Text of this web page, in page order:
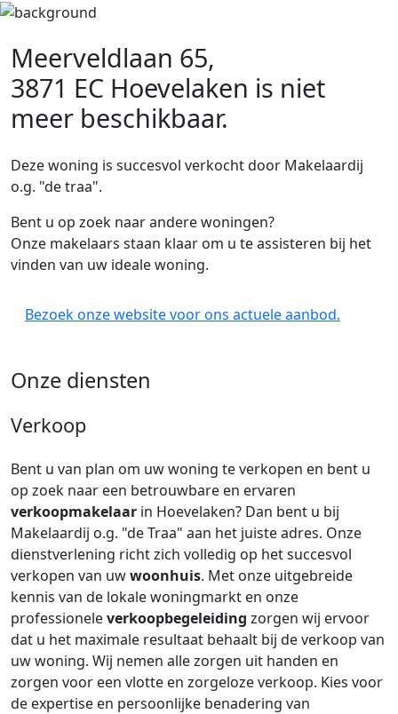
Meerveldlaan 65,
3871 EC Hoevelaken is niet
meer beschikbaar.
Deze woning is succesvol verkocht door Makelaardij
o.g. "de traa".
Bent u op zoek naar andere woningen?
Onze makelaars staan klaar om u te assisteren bij het
vinden van uw ideale woning.
Bezoek onze website voor ons actuele aanbod.
Onze diensten
Verkoop
Bent u van plan om uw woning te verkopen en bent u
op zoek naar een betrouwbare en ervaren
verkoopmakelaar in Hoevelaken? Dan bent u bij
Makelaardij o.g. "de Traa" aan het juiste adres. Onze
dienstverlening richt zich volledig op het succesvol
verkopen van uwwoonhuis. Met onze uitgebreide
kennis van de lokale woningmarkt en onze
professioneleverkoopbegeleiding zorgen wij ervoor
dat u het maximale resultaat behaalt bij de verkoop van
uw woning. Wij nemen alle zorgen uit handen en
zorgen voor een vlotte en zorgeloze verkoop. Kies voor
de expertise en persoonlijke benadering van